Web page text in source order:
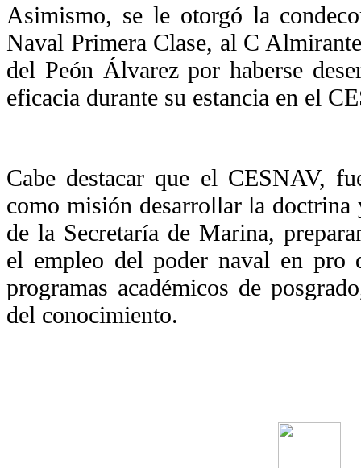
Asimismo, se le otorgó la
Naval Primera Clase, al C
del Peón Álvarez por haberse
eficacia durante su estancia en el
Cabe destacar que el CESNAV,
como misión desarrollar la doctrina
de la Secretaría de Marina,
el empleo del poder naval en pro
programas académicos de
del conocimiento.